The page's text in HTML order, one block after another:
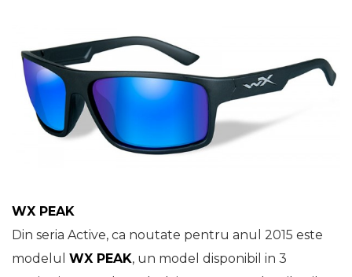
WX PEAK
Din seria Active, ca noutate pentru anul 2015 este
modelul WX PEAK, un model disponibil in 3